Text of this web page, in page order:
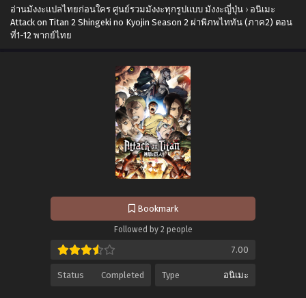
อ่านมังงะแปลไทยก่อนใคร ศูนย์รวมมังงะทุกรูปแบบ มังงะญี่ปุ่น › อนิเมะ
Attack on Titan 2 Shingeki no Kyojin Season 2 ผ่าพิภพไททัน (ภาค2) ตอน
ที่1-12 พากย์ไทย
Bookmark
Followed by 2 people
7.00
Status Completed Type อนิเมะ